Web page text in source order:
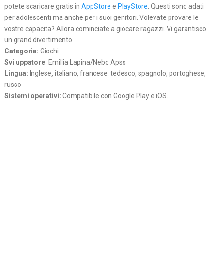
potete scaricare gratis in AppStore e PlayStore. Questi sono adati
per adolescenti ma anche per i suoi genitori. Volevate provare le
vostre capacita? Allora cominciate a giocare ragazzi. Vi garantisco
un grand divertimento.
Categoria: Giochi
Sviluppatore: Emillia Lapina/Nebo Apss
Lingua: Inglese, italiano, francese, tedesco, spagnolo, portoghese,
russo
Sistemi operativi: Compatibile con Google Play e iOS.